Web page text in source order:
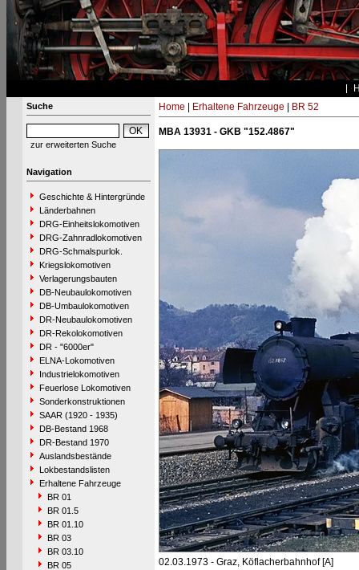
Suche
zur erweiterten Suche
Navigation
Geschichte & Hintergründe
Länderbahnen
DRG-Einheitslokomotiven
DRG-Zahnradlokomotiven
DRG-Schmalspurlok.
Kriegslokomotiven
Verlagerungsbauten
DB-Neubaulokomotiven
DB-Umbaulokomotiven
DR-Neubaulokomotiven
DR-Rekolokomotiven
DR - "6000er"
ELNA-Lokomotiven
Industrielokomotiven
Feuerlose Lokomotiven
Sonderkonstruktionen
SAAR (1920 - 1935)
DB-Bestand 1968
DR-Bestand 1970
Auslandsbestände
Lokbestandslisten
Erhaltene Fahrzeuge
BR 01
BR 01.5
BR 01.10
BR 03
BR 03.10
BR 05
Home Erhaltene Fahrzeuge BR 52
MBA 13931 - GKB "152.4867"
02.03.1973 - Graz, Köflacherbahnhof [A]